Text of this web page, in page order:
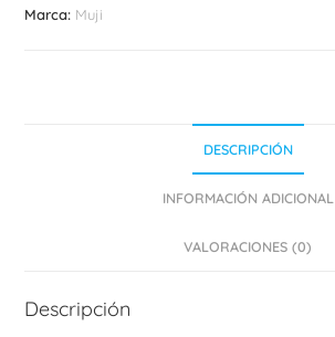
Marca: Muji
DESCRIPCIÓN
INFORMACIÓN ADICIONAL
VALORACIONES (0)
Descripción